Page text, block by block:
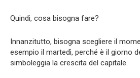
Quindi, cosa bisogna fare?
Innanzitutto, bisogna scegliere il
esempio il martedì, perché è il giorno
simboleggia la crescita del capitale.